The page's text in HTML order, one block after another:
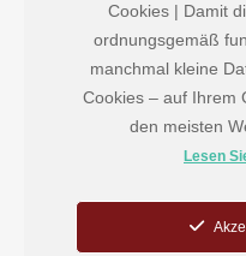
Brigitte
Elferweg
A-6167
Mobil:
Fax: +43
Cookies | Damit
ordnungsgemäß
manchmal kleine
Cookies – auf Ihrem
den meisten
Lesen